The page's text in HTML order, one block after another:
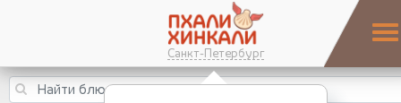
Санкт-Петербург